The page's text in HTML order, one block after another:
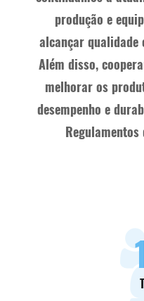
produção e
alcançar
Além disso,
melhorar os
desempenho e